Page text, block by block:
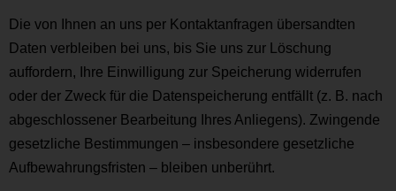
Die von Ihnen an uns per Kontaktanfragen übersandten
Daten verbleiben bei uns, bis Sie uns zur Löschung
auffordern, Ihre Einwilligung zur Speicherung widerrufen
oder der Zweck für die Datenspeicherung entfällt (z. B. nach
abgeschlossener Bearbeitung Ihres Anliegens). Zwingende
gesetzliche Bestimmungen – insbesondere gesetzliche
Aufbewahrungsfristen – bleiben unberührt.